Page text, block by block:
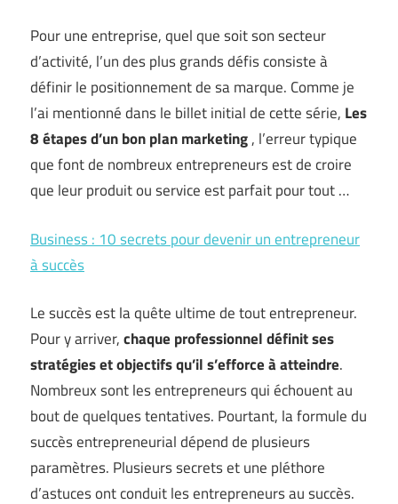
Pour une entreprise, quel que soit son secteur
d’activité, l’un des plus grands défis consiste à
définir le positionnement de sa marque. Comme je
l’ai mentionné dans le billet initial de cette série, Les
8 étapes d’un bon plan marketing, l’erreur typique
que font de nombreux entrepreneurs est de croire
que leur produit ou service est parfait pour tout …
Business : 10 secrets pour devenir un entrepreneur
à succès
Le succès est la quête ultime de tout entrepreneur.
Pour y arriver,chaque professionnel définit ses
stratégies et objectifs qu’il s’efforce à atteindre.
Nombreux sont les entrepreneurs qui échouent au
bout de quelques tentatives. Pourtant, la formule du
succès entrepreneurial dépend de plusieurs
paramètres. Plusieurs secrets et une pléthore
d’astuces ont conduit les entrepreneurs au succès.